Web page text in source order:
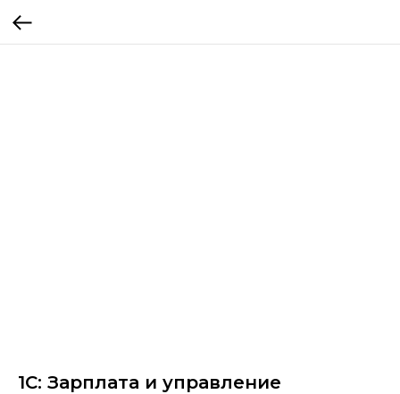
1С: Зарплата и управление